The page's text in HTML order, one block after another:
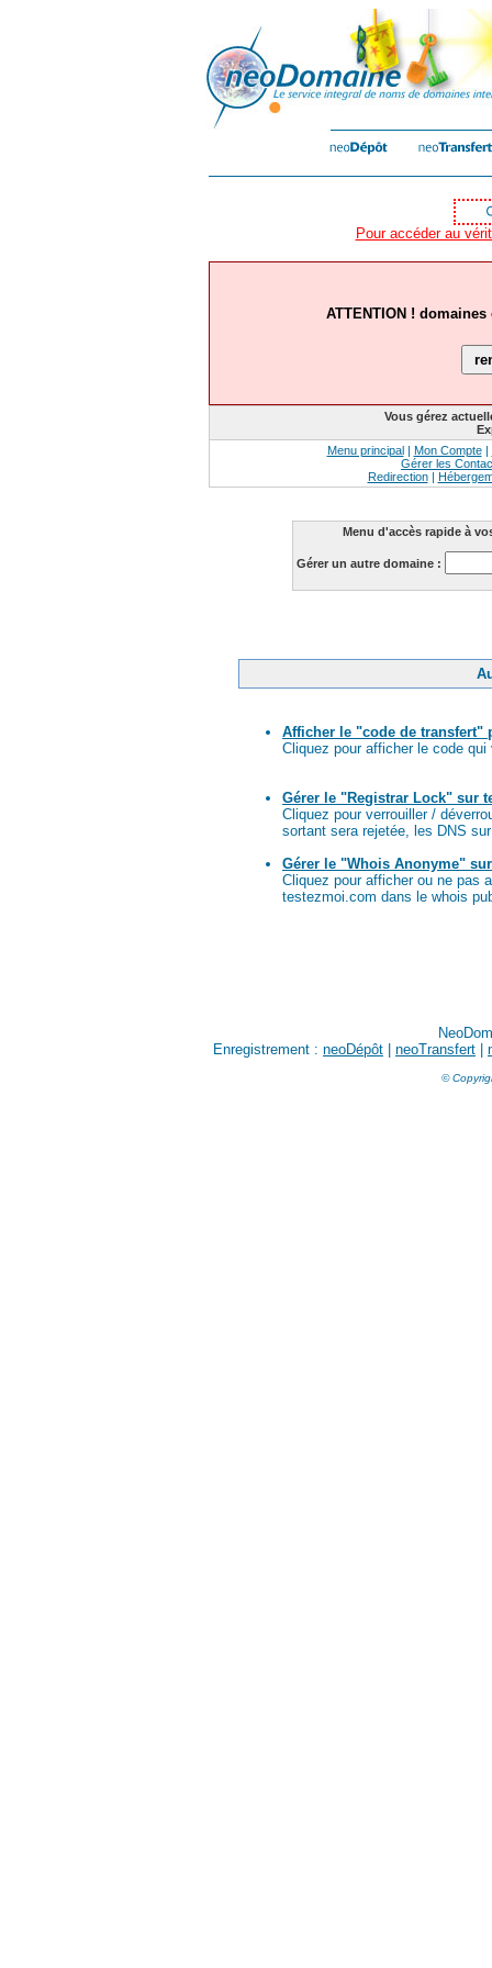
Pour accéder au
ATTENTION !
Vous gérez
Menu principal| Mon Compte|
Gérer les
Redirection|
Menu d'accès rapide à
Gérer un autre domaine :
Afficher le "code de transfert"
Cliquez pour afficher le code
Gérer le "Registrar Lock" sur
Cliquez pour verrouiller /
sortant sera rejetée, les DNS
Gérer le "Whois Anonyme"
Cliquez pour afficher ou ne pas
testezmoi.com dans le whois
Enregistrement : neoDépôt neoTransfert
©